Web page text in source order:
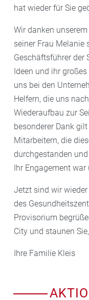
hat wieder für Sie
Wir danken
seiner Frau Melanie
Geschäftsführer der
Ideen und ihr
uns bei den
Helfern, die uns
Wiederaufbau zur
besonderer Dank
Mitarbeitern, die
durchgestanden
Ihr Engagement
Jetzt sind wir
des
Provisorium
City und staunen
Ihre Familie Kleis